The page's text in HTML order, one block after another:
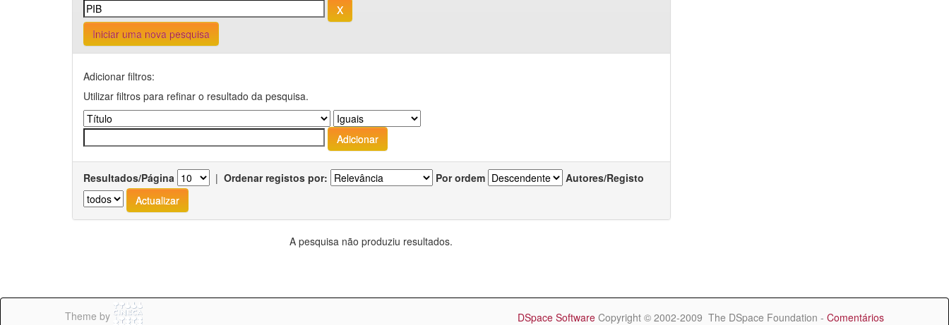
Iniciar uma nova pesquisa
Adicionar filtros:
Utilizar filtros para refinar o resultado da pesquisa.
Resultados/Página | Ordenar registos por: Por ordem Autores/Registo
A pesquisa não produziu resultados.
Theme by DSpace Software Copyright © 2002-2009 The DSpace Foundation - Comentários